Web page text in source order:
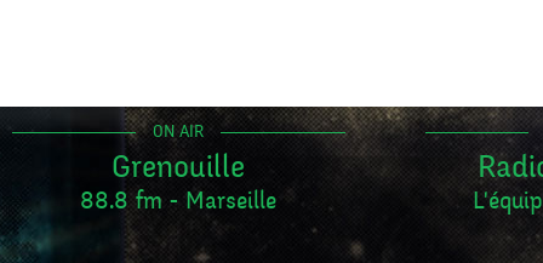
ON AIR
Grenouille
88.8 fm - Marseille